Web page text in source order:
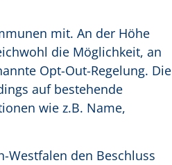
mit. An der Höhe
die Möglichkeit, an
Opt-Out-Regelung. Die
auf bestehende
wie z.B. Name,
Westfalen den Beschluss